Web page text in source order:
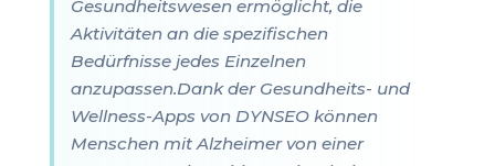
Gesundheitswesen ermöglicht, die
Aktivitäten an die spezifischen
Bedürfnisse jedes Einzelnen
anzupassen.Dank der Gesundheits- und
Wellness-Apps von DYNSEO können
Menschen mit Alzheimer von einer